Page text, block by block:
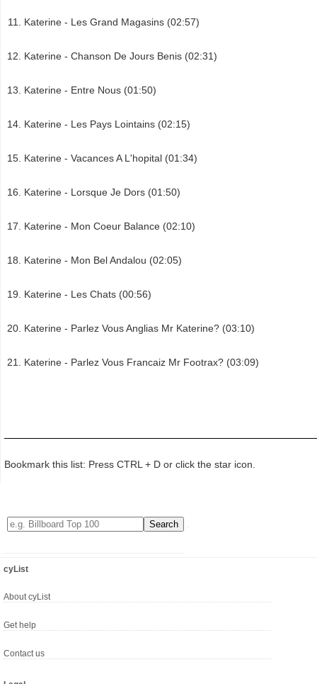
Katerine - Les Grand Magasins (02:57)
Katerine - Chanson De Jours Benis (02:31)
Katerine - Entre Nous (01:50)
Katerine - Les Pays Lointains (02:15)
Katerine - Vacances A L'hopital (01:34)
Katerine - Lorsque Je Dors (01:50)
Katerine - Mon Coeur Balance (02:10)
Katerine - Mon Bel Andalou (02:05)
Katerine - Les Chats (00:56)
Katerine - Parlez Vous Anglias Mr Katerine? (03:10)
Katerine - Parlez Vous Francaiz Mr Footrax? (03:09)
Bookmark this list: Press CTRL + D or click the star icon.
cyList
About cyList
Get help
Contact us